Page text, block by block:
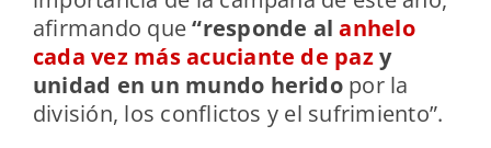
afirmando que“responde alanhelo
cada vez más acuciante de pazy
unidad en un mundo heridopor la
división, los conflictos y el sufrimiento”.